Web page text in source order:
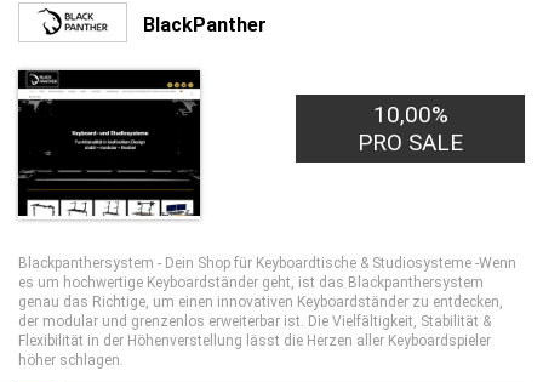
BlackPanther
10,00%
PRO SALE
Blackpanthersystem - Dein Shop für Keyboardtische & Studiosysteme -Wenn
es um hochwertige Keyboardständer geht, ist das Blackpanthersystem
genau das Richtige, um einen innovativen Keyboardständer zu entdecken,
der modular und grenzenlos erweiterbar ist. Die Vielfältigkeit, Stabilität &
Flexibilität in der Höhenverstellung lässt die Herzen aller Keyboardspieler
höher schlagen.